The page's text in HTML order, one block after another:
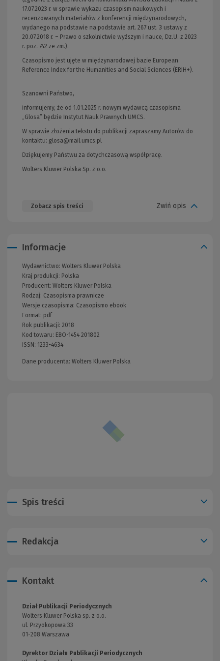
17.07.2023 r. w sprawie wykazu czasopism naukowych i
recenzowanych materiałów z konferencji międzynarodowych,
wydanego na podstawie na podstawie art. 267 ust. 3 ustawy z
20.07.2018 r. – Prawo o szkolnictwie wyższym i nauce, Dz.U. z 2023
r. poz. 742 ze zm.).
Czasopismo jest ujęte w międzynarodowej bazie European
Reference Index for the Humanities and Social Sciences (ERIH+).
Szanowni Państwo,
informujemy, że od 1.01.2025 r. nowym wydawcą czasopisma
„Glosa” będzie Instytut Nauk Prawnych UMCS.
W sprawie złożenia tekstu do publikacji zapraszamy Autorów do
kontaktu: glosa@mail.umcs.pl
Dziękujemy Państwu za dotychczasową współpracę.
Wolters Kluwer Polska Sp. z o.o.
Zobacz spis treści Zwiń opis
Informacje
Wydawnictwo: Wolters Kluwer Polska
Kraj produkcji: Polska
Producent: Wolters Kluwer Polska
Rodzaj: Czasopisma prawnicze
Wersje czasopisma: Czasopismo ebook
Format: pdf
Rok publikacji: 2018
Kod towaru: EBO-1454 201802
ISSN: 1233-4634
Dane producenta: Wolters Kluwer Polska
Spis treści
Redakcja
Kontakt
Dział Publikacji Periodycznych
Wolters Kluwer Polska sp. z o.o.
ul. Przyokopowa 33
01-208 Warszawa
Dyrektor Działu Publikacji Periodycznych